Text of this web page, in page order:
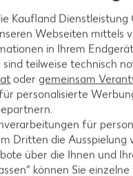
Salat-Rezepte
Spargel-Rezepte
Fleisch-Rezepte
Fisch-Rezepte
Kaufland
Webseiten mittels
in Ihrem
sind teilweise technisch
oder gemeinsam
personalisierte
für
Dritten die
über die Ihnen und
können Sie